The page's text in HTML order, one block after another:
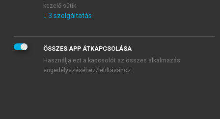
KIPRÓBÁLOM
kezelő sütik.
↓ 3 szolgáltatás
ÖSSZES APP ÁTKAPCSOLÁSA
Használja ezt a kapcsolót az összes alkalmazás
engedélyezéséhez/letiltásához.